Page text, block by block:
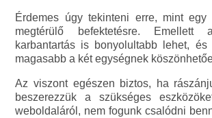
Érdemes úgy tekinteni erre, mint
megtérülő befektetésre.
karbantartás is bonyolultabb lehet,
magasabb a két egységnek
Az viszont egészen biztos, ha
beszerezzük a szükséges
weboldaláról, nem fogunk csalódni